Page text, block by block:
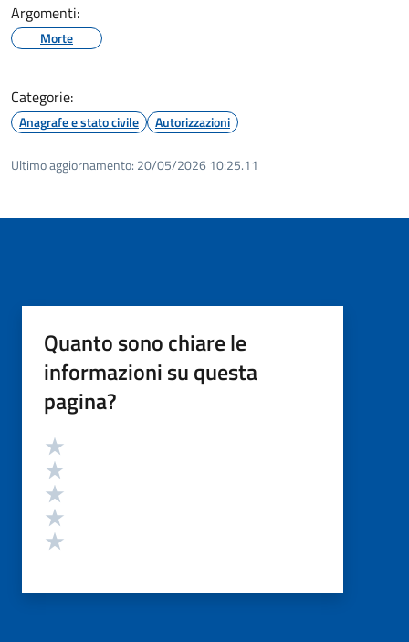
Argomenti:
Morte
Categorie:
Anagrafe e stato civile Autorizzazioni
Ultimo aggiornamento: 20/05/2026 10:25.11
Quanto sono chiare le
informazioni su questa
pagina?
Valutazione